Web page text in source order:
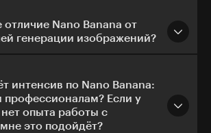
отличие Nano Banana от
генерации изображений?
интенсив по Nano Banana:
профессионалам? Если у
опыта работы с
это подойдёт?